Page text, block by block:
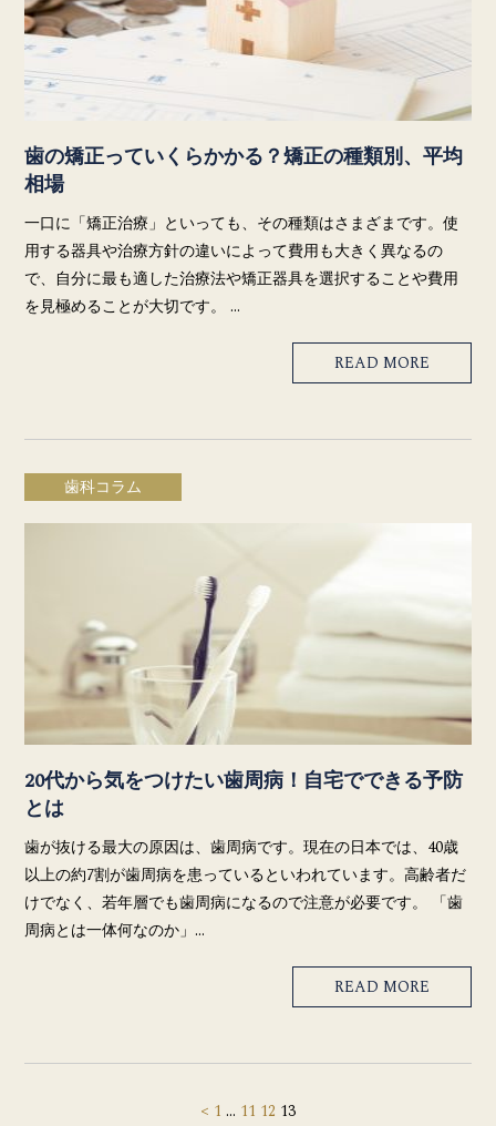
歯の矯正っていくらかかる？矯正の種類別、平均
相場
一口に「矯正治療」といっても、その種類はさまざまです。使
用する器具や治療方針の違いによって費用も大きく異なるの
で、自分に最も適した治療法や矯正器具を選択することや費用
を見極めることが大切です。 …
READ MORE
歯科コラム
20代から気をつけたい歯周病！自宅でできる予防
とは
歯が抜ける最大の原因は、歯周病です。現在の日本では、40歳
以上の約7割が歯周病を患っているといわれています。高齢者だ
けでなく、若年層でも歯周病になるので注意が必要です。 「歯
周病とは一体何なのか」…
READ MORE
< 1 … 11 12 13